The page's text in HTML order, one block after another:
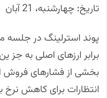
تاریخ: چهارشنبه، 21 آبان
پوند استرلینگ در جلسه
برابر ارزهای اصلی به
بخشی از فشارهای فروش
انتظارات برای کاهش